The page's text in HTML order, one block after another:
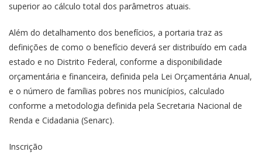
superior ao cálculo total dos parâmetros atuais.
Além do detalhamento dos benefícios, a portaria traz as
definições de como o benefício deverá ser distribuído em cada
estado e no Distrito Federal, conforme a disponibilidade
orçamentária e financeira, definida pela Lei Orçamentária Anual,
e o número de famílias pobres nos municípios, calculado
conforme a metodologia definida pela Secretaria Nacional de
Renda e Cidadania (Senarc).
Inscrição